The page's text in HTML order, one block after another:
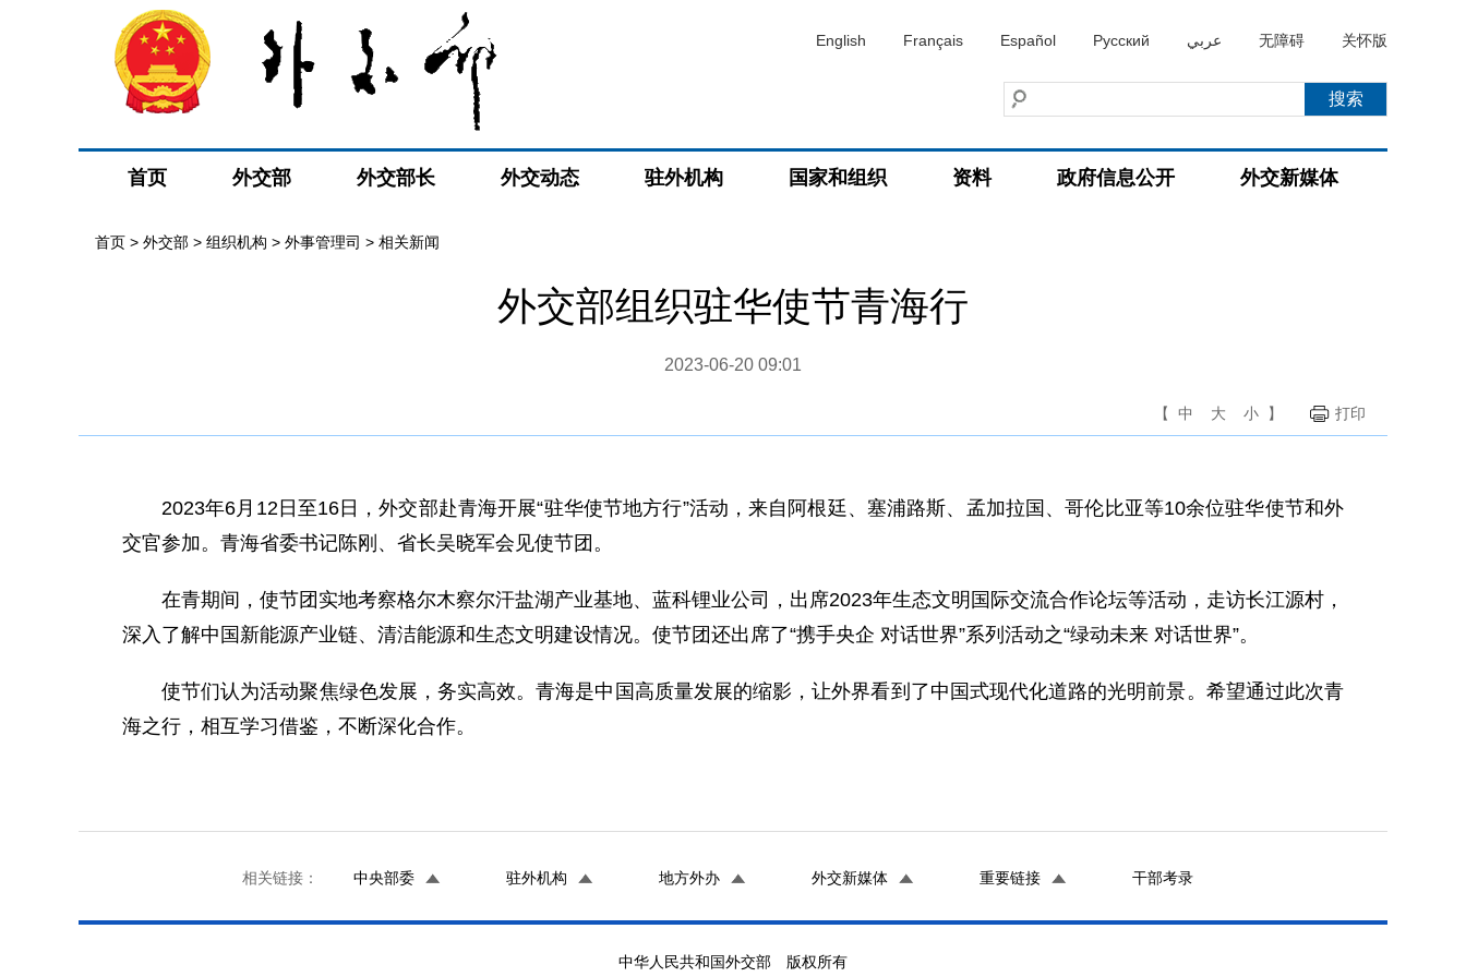
English Français Español Русский عربي 无障碍 关怀版
首页 外交部 外交部长 外交动态 驻外机构 国家和组织 资料 政府信息公开 外交新媒体
首页 > 外交部 > 组织机构 > 外事管理司 > 相关新闻
外交部组织驻华使节青海行
2023-06-20 09:01
【 中 大 小 】 打印
2023年6月12日至16日，外交部赴青海开展“驻华使节地方行”活动，来自阿根廷、塞浦路斯、孟加拉国、哥伦比亚等10余位驻华使节和外
交官参加。青海省委书记陈刚、省长吴晓军会见使节团。
在青期间，使节团实地考察格尔木察尔汗盐湖产业基地、蓝科锂业公司，出席2023年生态文明国际交流合作论坛等活动，走访长江源村，
深入了解中国新能源产业链、清洁能源和生态文明建设情况。使节团还出席了“携手央企 对话世界”系列活动之“绿动未来 对话世界”。
使节们认为活动聚焦绿色发展，务实高效。青海是中国高质量发展的缩影，让外界看到了中国式现代化道路的光明前景。希望通过此次青
海之行，相互学习借鉴，不断深化合作。
相关链接： 中央部委 驻外机构 地方外办 外交新媒体 重要链接 干部考录
中华人民共和国外交部 版权所有